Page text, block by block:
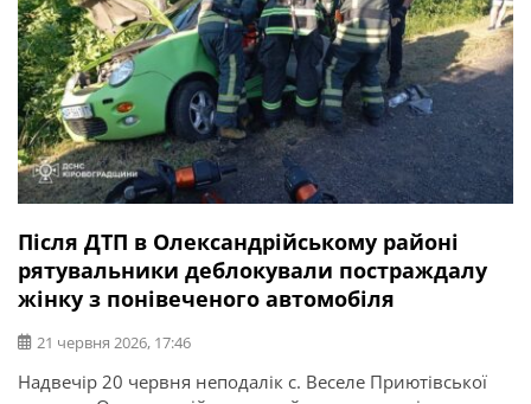
Після ДТП в Олександрійському районі
рятувальники деблокували постраждалу
жінку з понівеченого автомобіля
21 червня 2026, 17:46
Надвечір 20 червня неподалік с. Веселе Приютівської